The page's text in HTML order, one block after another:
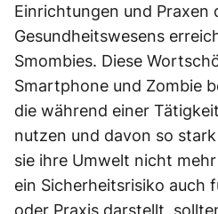
Einrichtungen und Praxen
Gesundheitswesens
Smombies. Diese
Smartphone und Zombie
die während einer
nutzen und davon so
sie ihre Umwelt nicht
ein Sicherheitsrisiko auch
oder Praxis darstellt,